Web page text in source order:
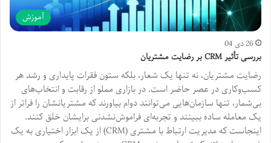
آموزش
26 دی 04
بررسی تأثیر CRM بر رضایت مشتریان
رضایت مشتریان، نه تنها یک شعار، بلکه ستون فقرات پایداری و رشد هر
کسب‌وکاری در عصر حاضر است. در بازاری مملو از رقابت و انتخاب‌های
بی‌شمار، تنها سازمان‌هایی می‌توانند دوام بیاورند که مشتریانشان را فراتر از
یک معامله ساده ببینند و تجربه‌ای فراموش‌نشدنی برایشان خلق کنند.
اینجاست که مدیریت ارتباط با مشتری (CRM) از یک ابزار اختیاری به یک